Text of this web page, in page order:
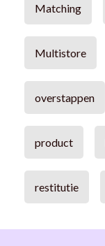
Matching
Multistore
overstappen
product
restitutie